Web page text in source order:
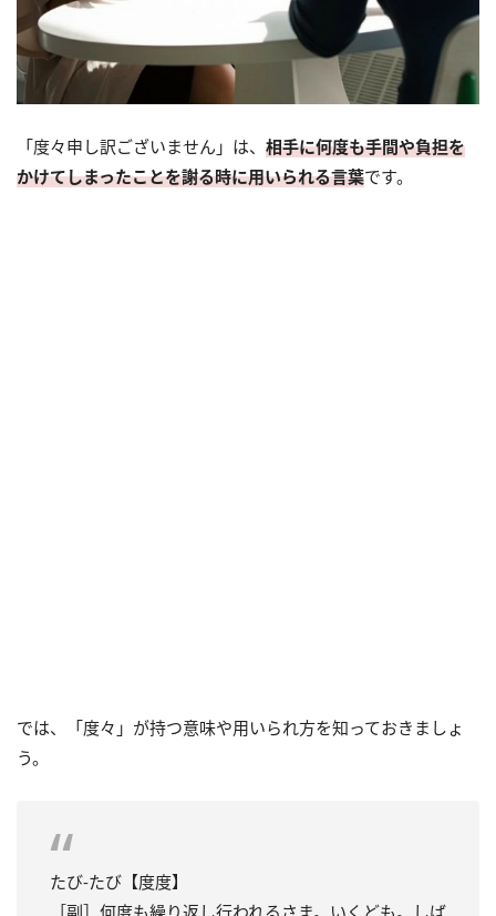
「度々申し訳ございません」は、 相手に何度も手間や負担を
かけてしまったことを謝る時に用いられる言葉です。
では、「度々」が持つ意味や用いられ方を知っておきましょ
う。
たび‐たび【度度】
［副］何度も繰り返し行われるさま。いくども。しば